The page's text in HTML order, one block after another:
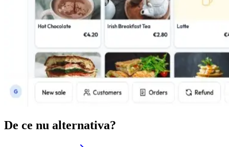
De ce nu alternativa?